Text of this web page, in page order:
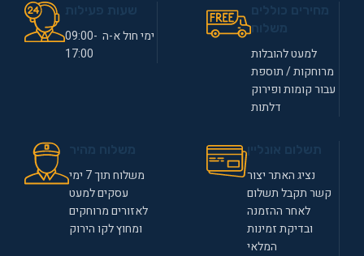
למעט להובלות
מרוחקות / תוספת
עבור קומות ופירוק
דלתות
ימי חול א-ה 09:00-
17:00
נציג האתר יצור
קשר תקבל תשלום
לאחר ההזמנה
ובדיקת זמינות
המלאי
משלוח תוך 7 ימי
עסקים למעט
לאזורים מרוחקים
ומחוץ לקו הירוק